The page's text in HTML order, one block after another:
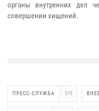
органы внутренних дел
совершении хищений.
ПРЕСС-СЛУЖБА 973